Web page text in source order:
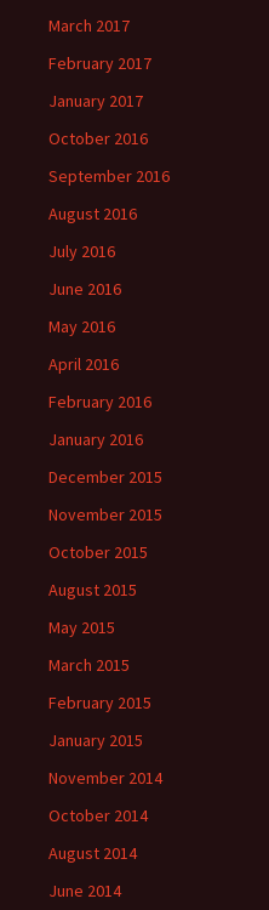
March 2017
February 2017
January 2017
October 2016
September 2016
August 2016
July 2016
June 2016
May 2016
April 2016
February 2016
January 2016
December 2015
November 2015
October 2015
August 2015
May 2015
March 2015
February 2015
January 2015
November 2014
October 2014
August 2014
June 2014